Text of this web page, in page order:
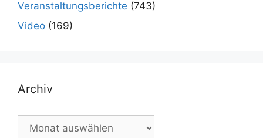
Veranstaltungsberichte (743)
Video (169)
Archiv
Archiv